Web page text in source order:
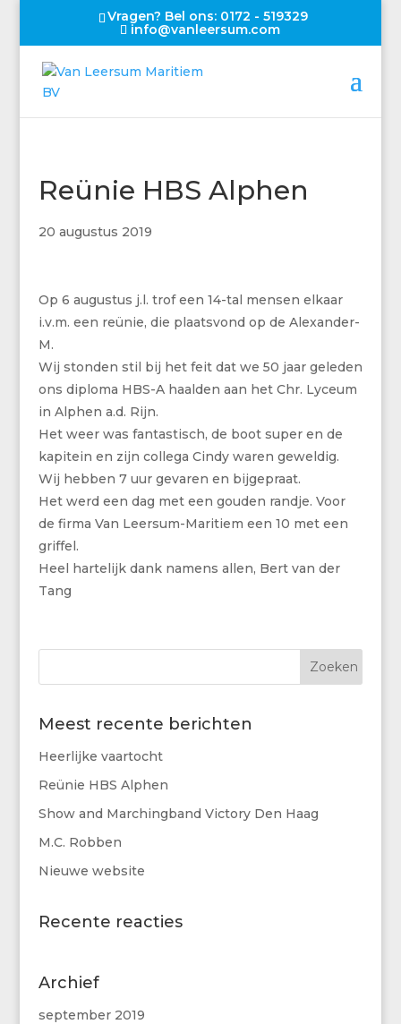
Vragen? Bel ons: 0172 - 519329
info@vanleersum.com
Reünie HBS Alphen
20 augustus 2019
Op 6 augustus j.l. trof een 14-tal mensen elkaar
i.v.m. een reünie, die plaatsvond op de Alexander-
M.
Wij stonden stil bij het feit dat we 50 jaar geleden
ons diploma HBS-A haalden aan het Chr. Lyceum
in Alphen a.d. Rijn.
Het weer was fantastisch, de boot super en de
kapitein en zijn collega Cindy waren geweldig.
Wij hebben 7 uur gevaren en bijgepraat.
Het werd een dag met een gouden randje. Voor
de firma Van Leersum-Maritiem een 10 met een
griffel.
Heel hartelijk dank namens allen, Bert van der
Tang
Meest recente berichten
Heerlijke vaartocht
Reünie HBS Alphen
Show and Marchingband Victory Den Haag
M.C. Robben
Nieuwe website
Recente reacties
Archief
september 2019